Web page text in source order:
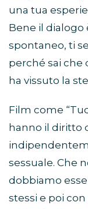
una tua
Bene il dialogo
spontaneo, ti
perché sai che
ha vissuto la
Film come
hanno il diritto
sessuale. Che
dobbiamo
stessi e poi